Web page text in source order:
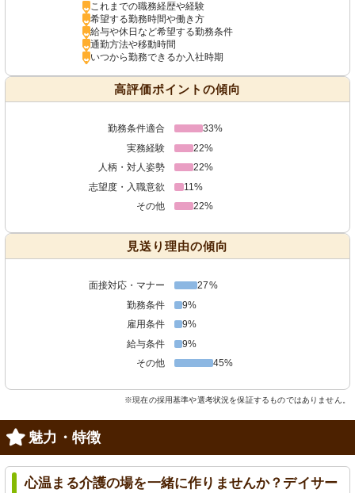
これまでの職務経歴や経験
希望する勤務時間や働き方
給与や休日など希望する勤務条件
通勤方法や移動時間
いつから勤務できるか入社時期
高評価ポイントの傾向
勤務条件適合
33%
実務経験
22%
人柄・対人姿勢
22%
志望度・入職意欲
11%
その他
22%
見送り理由の傾向
面接対応・マナー
27%
勤務条件
9%
雇用条件
9%
給与条件
9%
その他
45%
※現在の採用基準や選考状況を保証するものではありません。
魅力・特徴
心温まる介護の場を一緒に作りませんか？デイサー